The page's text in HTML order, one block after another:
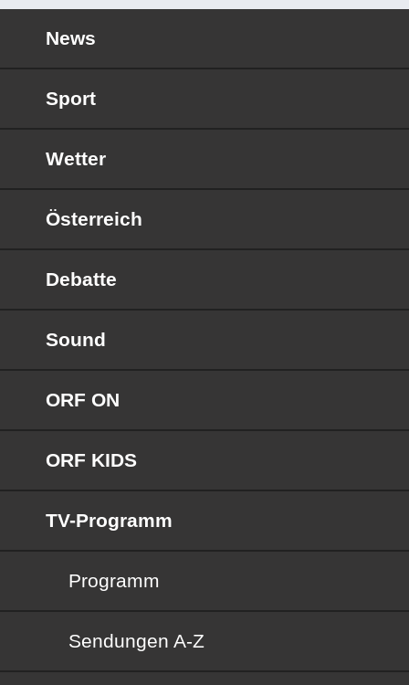
News
Sport
Wetter
Österreich
Debatte
Sound
ORF ON
ORF KIDS
TV-Programm
Programm
Sendungen von A bis Z
Sendungen A-Z